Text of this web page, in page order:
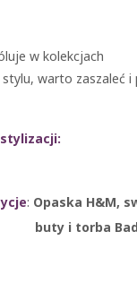
w kolekcjach
warto zaszaleć i
: Opaska H&M,
buty i torba